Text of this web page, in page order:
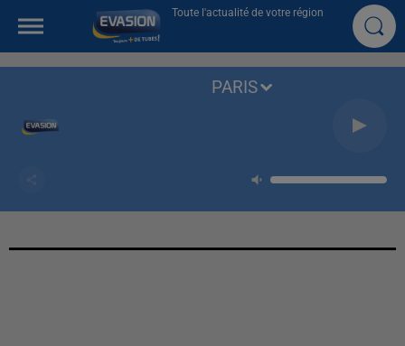
Toute l'actualité de votre région
PARIS